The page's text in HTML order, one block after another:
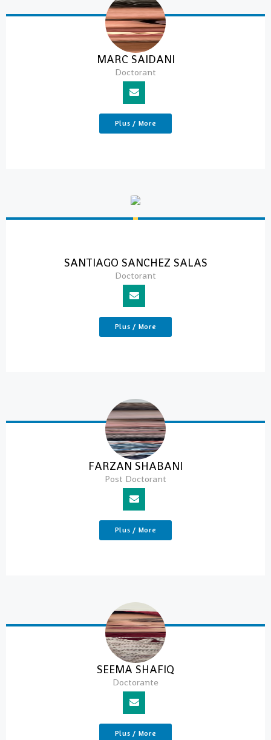
MARC SAIDANI
Doctorant
Plus / More
SANTIAGO SANCHEZ SALAS
Doctorant
Plus / More
FARZAN SHABANI
Post Doctorant
Plus / More
SEEMA SHAFIQ
Doctorante
Plus / More